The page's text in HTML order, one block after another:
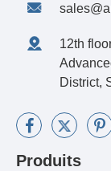
12th
District,
Produits